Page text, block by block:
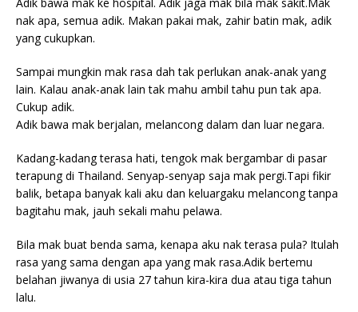
nak apa, semua adik. Makan pakai mak, zahir batin mak, adik
yang cukupkan.
Sampai mungkin mak rasa dah tak perlukan anak-anak yang
lain. Kalau anak-anak lain tak mahu ambil tahu pun tak apa.
Cukup adik.
Adik bawa mak berjalan, melancong dalam dan luar negara.
Kadang-kadang terasa hati, tengok mak bergambar di pasar
terapung di Thailand. Senyap-senyap saja mak pergi.Tapi fikir
balik, betapa banyak kali aku dan keluargaku melancong tanpa
bagitahu mak, jauh sekali mahu pelawa.
Bila mak buat benda sama, kenapa aku nak terasa pula? Itulah
rasa yang sama dengan apa yang mak rasa.Adik bertemu
belahan jiwanya di usia 27 tahun kira-kira dua atau tiga tahun
lalu.